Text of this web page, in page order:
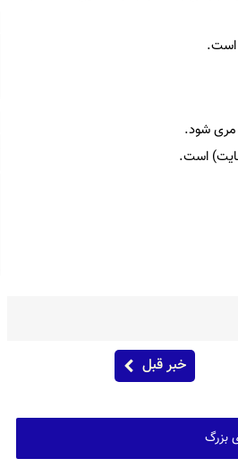
است.
مری شود.
خبر قبل